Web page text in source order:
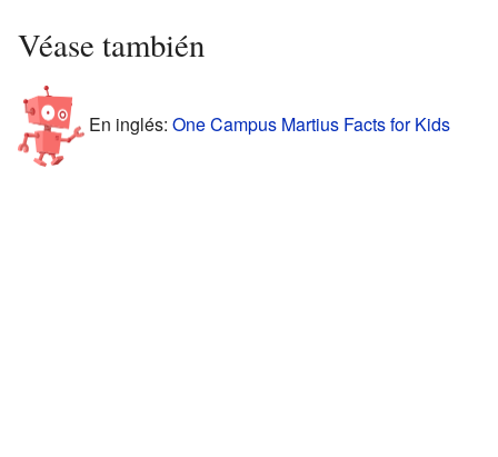
Véase también
En inglés: One Campus Martius Facts for Kids